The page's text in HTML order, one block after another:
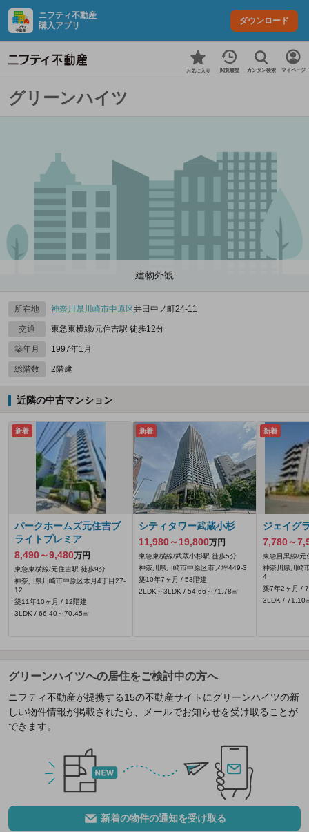
ニフティ不動産
購入アプリ
ダウンロード
お気に入り 閲覧履歴 カンタン検索 マイページ
グリーンハイツ
建物外観
所在地 神奈川県川崎市中原区井田中ノ町24-11
交通 東急東横線/元住吉駅 徒歩12分
築年月 1997年1月
総階数 2階建
近隣の中古マンション
新着
パークホームズ元住吉ブ
ライトプレミア
8,490～9,480万円
東急東横線/元住吉駅 徒歩9分
神奈川県川崎市中原区木月4丁目27-
12
築11年10ヶ月 / 12階建
3LDK / 66.40～70.45㎡
新着
シティタワー武蔵小杉
11,980～19,800万円
東急東横線/武蔵小杉駅 徒歩5分
神奈川県川崎市中原区市ノ坪449‐3
築10年7ヶ月 / 53階建
2LDK～3LDK / 54.66～71.78㎡
新着
ジェイグ
7,780～
東急目黒線/元
神奈川県川崎
4
築7年2ヶ月 /
3LDK / 71.10
グリーンハイツへの居住をご検討中の方へ
ニフティ不動産が提携する15の不動産サイトにグリーンハイツの新
しい物件情報が掲載されたら、メールでお知らせを受け取ることが
できます。
新着の物件の通知を受け取る